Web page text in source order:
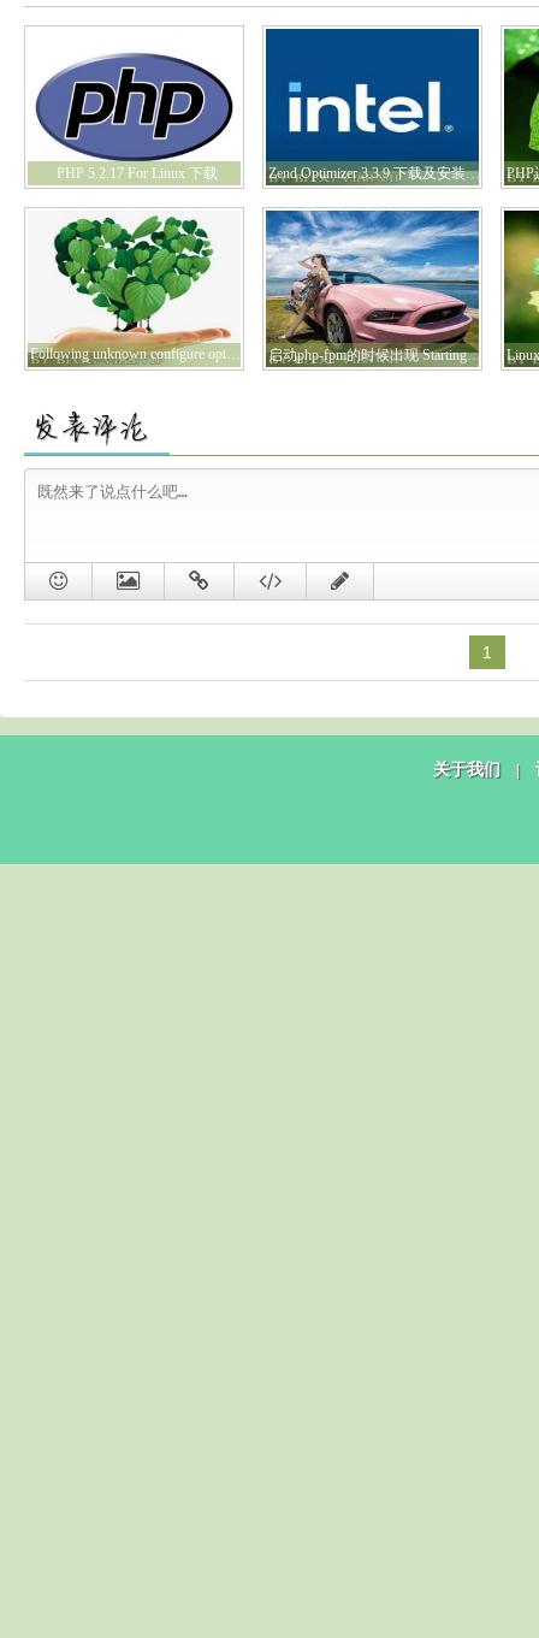
PHP 5.2.17 For Linux 下载 Zend Optimizer 3.3.9 下载及安装详解
Following unknown configure options were used:--enable-fpm 启动php-fpm的时候出现 Starting php_fpmfpm_unix_conf_wp()
1
关于我们 |